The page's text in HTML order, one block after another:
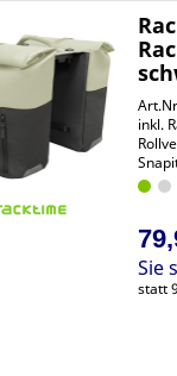
inkl.
Sie
statt